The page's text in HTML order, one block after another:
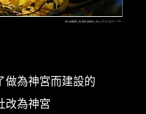
做為神宮而建設的
改為神宮